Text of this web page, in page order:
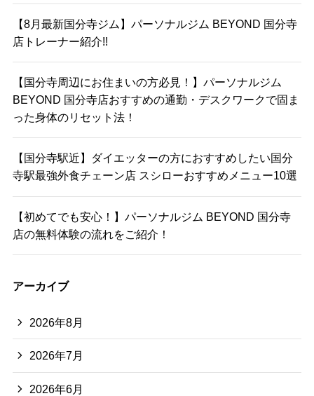
【8月最新国分寺ジム】パーソナルジム BEYOND 国分寺
店トレーナー紹介!!
【国分寺周辺にお住まいの方必見！】パーソナルジム
BEYOND 国分寺店おすすめの通勤・デスクワークで固ま
った身体のリセット法！
【国分寺駅近】ダイエッターの方におすすめしたい国分
寺駅最強外食チェーン店 スシローおすすめメニュー10選
【初めてでも安心！】パーソナルジム BEYOND 国分寺
店の無料体験の流れをご紹介！
アーカイブ
2026年8月
2026年7月
2026年6月